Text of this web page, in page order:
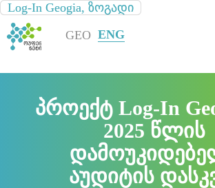
GEO ENG
პროექტ Log-In
2025 წლის
აუდიტის
Log-In Geogia, ზოგადი
Log-In Geogia, ზოგადი